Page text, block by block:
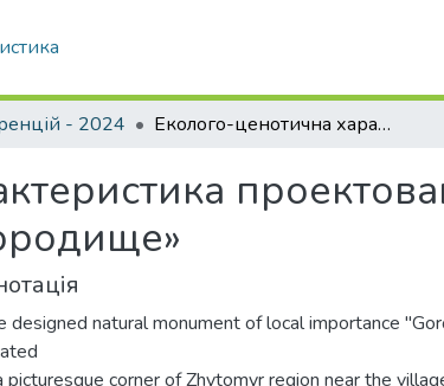
- 2024 Еколого-ценотична характеристика проектованої пам’ятки природи «Городецьке городище»
designed natural monument of local importance
picturesque corner of Zhytomyr region near the